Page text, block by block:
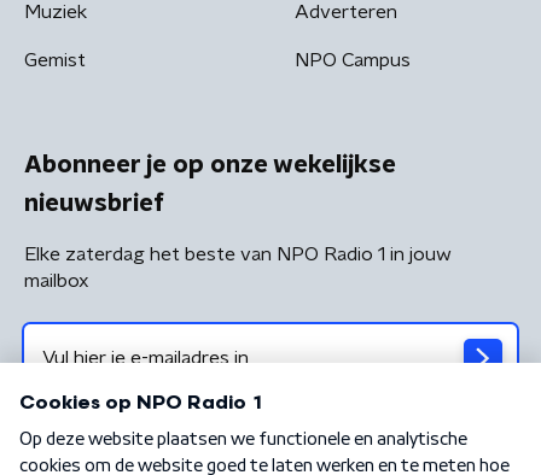
Muziek
Gemist
Adverteren
NPO Campus
Abonneer je op onze wekelijkse
nieuwsbrief
Elke zaterdag het beste van NPO Radio 1 in jouw
mailbox